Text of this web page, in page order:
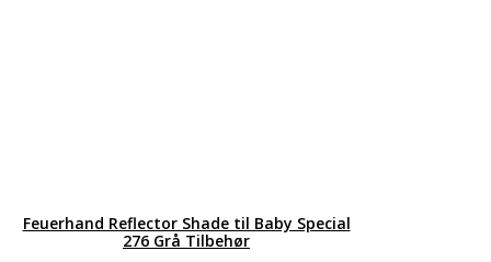
Feuerhand Reflector Shade til Baby Special
276 Grå Tilbehør